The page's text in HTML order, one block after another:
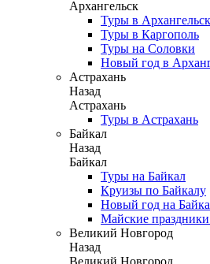
Архангельск
Туры в Архангельск
Туры в Каргополь
Туры на Соловки
Новый год в
Астрахань
Назад
Астрахань
Туры в Астрахань
Байкал
Назад
Байкал
Туры на Байкал
Круизы по Байкалу
Новый год на
Майские
Великий Новгород
Назад
Великий Новгород